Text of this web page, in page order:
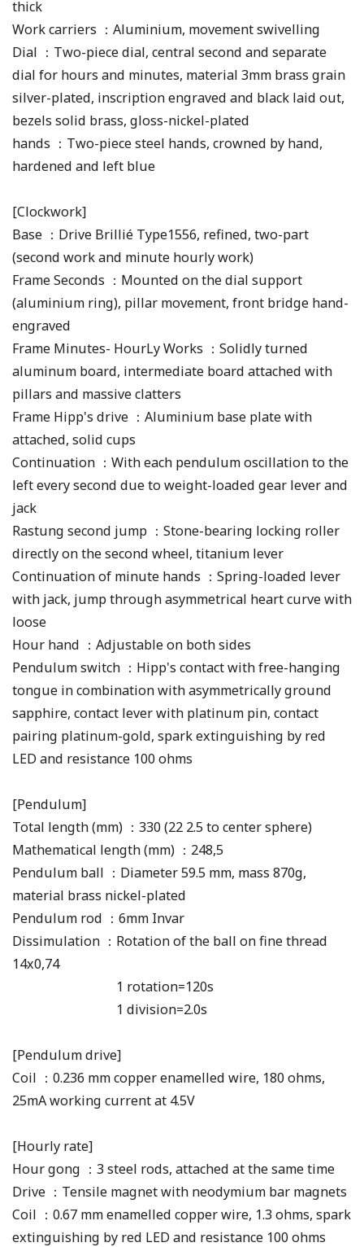
thick
Work carriers ：Aluminium, movement swivelling
Dial ：Two-piece dial, central second and separate
dial for hours and minutes, material 3mm brass grain
silver-plated, inscription engraved and black laid out,
bezels solid brass, gloss-nickel-plated
hands ：Two-piece steel hands, crowned by hand,
hardened and left blue
[Clockwork]
Base ：Drive Brillié Type1556, refined, two-part
(second work and minute hourly work)
Frame Seconds ：Mounted on the dial support
(aluminium ring), pillar movement, front bridge hand-
engraved
Frame Minutes- HourLy Works ：Solidly turned
aluminum board, intermediate board attached with
pillars and massive clatters
Frame Hipp's drive ：Aluminium base plate with
attached, solid cups
Continuation ：With each pendulum oscillation to the
left every second due to weight-loaded gear lever and
jack
Rastung second jump ：Stone-bearing locking roller
directly on the second wheel, titanium lever
Continuation of minute hands ：Spring-loaded lever
with jack, jump through asymmetrical heart curve with
loose
Hour hand ：Adjustable on both sides
Pendulum switch ：Hipp's contact with free-hanging
tongue in combination with asymmetrically ground
sapphire, contact lever with platinum pin, contact
pairing platinum-gold, spark extinguishing by red
LED and resistance 100 ohms
[Pendulum]
Total length (mm) ：330 (22 2.5 to center sphere)
Mathematical length (mm) ：248,5
Pendulum ball ：Diameter 59.5 mm, mass 870g,
material brass nickel-plated
Pendulum rod ：6mm Invar
Dissimulation ：Rotation of the ball on fine thread
14x0,74
1 rotation=120s
1 division=2.0s
[Pendulum drive]
Coil ：0.236 mm copper enamelled wire, 180 ohms,
25mA working current at 4.5V
[Hourly rate]
Hour gong ：3 steel rods, attached at the same time
Drive ：Tensile magnet with neodymium bar magnets
Coil ：0.67 mm enamelled copper wire, 1.3 ohms, spark
extinguishing by red LED and resistance 100 ohms